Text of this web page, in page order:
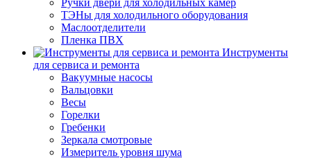
Ручки двери для холодильных камер
ТЭНы для холодильного оборудования
Маслоотделители
Пленка ПВХ
Инструменты
для сервиса и ремонта
Вакуумные насосы
Вальцовки
Весы
Горелки
Гребенки
Зеркала смотровые
Измеритель уровня шума